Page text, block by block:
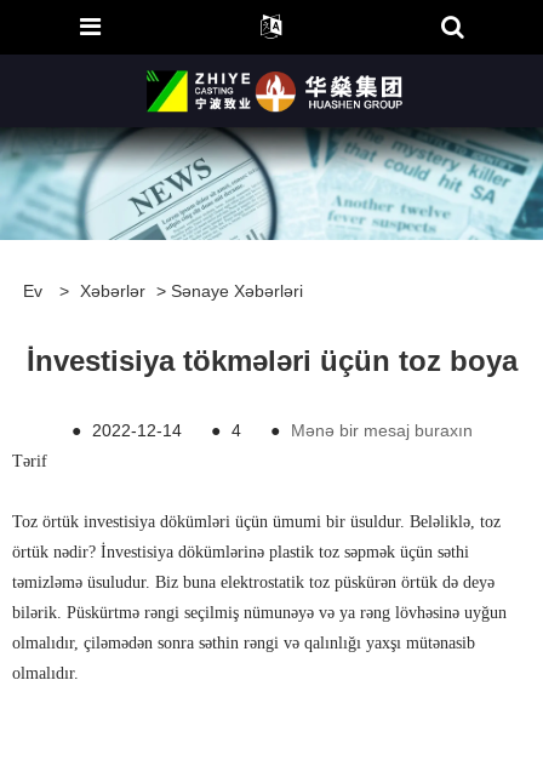
Ev > Xəbərlər > Sənaye Xəbərləri
İnvestisiya tökmələri üçün toz boya
● 2022-12-14 ● 4 ● Mənə bir mesaj buraxın
Tərif
Toz örtük investisiya dökümləri üçün ümumi bir üsuldur. Beləliklə, toz
örtük nədir? İnvestisiya dökümlərinə plastik toz səpmək üçün səthi
təmizləmə üsuludur. Biz buna elektrostatik toz püskürən örtük də deyə
bilərik. Püskürtmə rəngi seçilmiş nümunəyə və ya rəng lövhəsinə uyğun
olmalıdır, çiləmədən sonra səthin rəngi və qalınlığı yaxşı mütənasib
olmalıdır.